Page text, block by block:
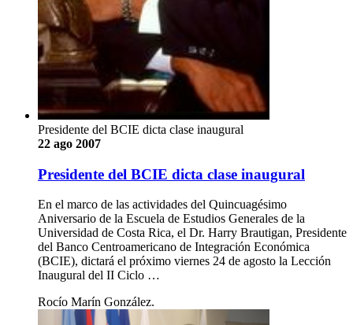
Presidente del BCIE dicta clase inaugural
22 ago 2007
Presidente del BCIE dicta clase inaugural
En el marco de las actividades del Quincuagésimo
Aniversario de la Escuela de Estudios Generales de la
Universidad de Costa Rica, el Dr. Harry Brautigan, Presidente
del Banco Centroamericano de Integración Económica
(BCIE), dictará el próximo viernes 24 de agosto la Lección
Inaugural del II Ciclo …
Rocío Marín González.